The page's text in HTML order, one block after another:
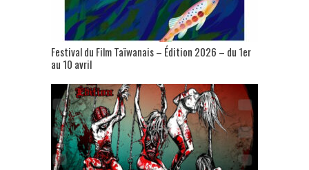
Festival du Film Taïwanais – Édition 2026 – du 1er
au 10 avril